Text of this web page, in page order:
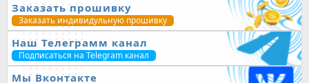
Заказать прошивку
Заказать индивидульную прошивку
Наш Телеграмм канал
Подписаться на Telegram канал
Мы Вконтакте